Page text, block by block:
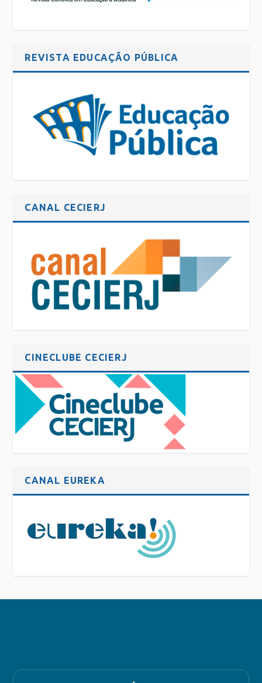
REVISTA EDUCAÇÃO PÚBLICA
CANAL CECIERJ
CINECLUBE CECIERJ
CANAL EUREKA